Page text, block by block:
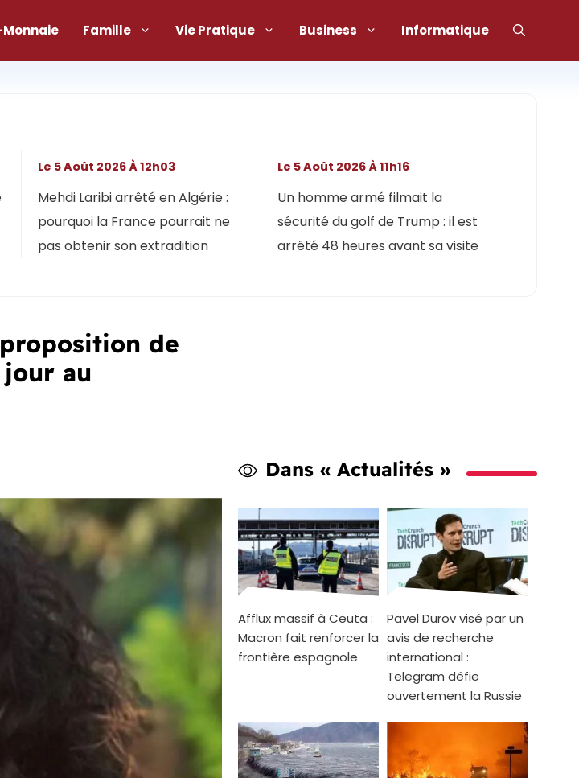
Famille Vie Pratique Business Informatique
Mehdi Laribi arrêté en Algérie :
pourquoi la France pourrait ne
pas obtenir son extradition
Le 5 Août 2026 À 12h03
Un homme armé filmait la
sécurité du golf de Trump : il est
arrêté 48 heures avant sa visite
Le 5 Août 2026 À 11h16
de
au
Dans « Actualités »
Afflux massif à Ceuta :
Macron fait renforcer la
frontière espagnole
Pavel Durov visé par un
avis de recherche
international :
Telegram défie
ouvertement la Russie